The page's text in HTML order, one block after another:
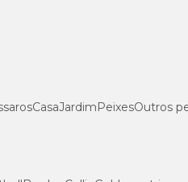
(máx.)CasaJardimPeixesOutros